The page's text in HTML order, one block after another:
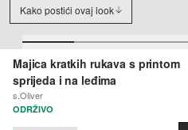
Kako postići ovaj look
Majica kratkih rukava s printom
sprijeda i na leđima
s.Oliver
ODRŽIVO